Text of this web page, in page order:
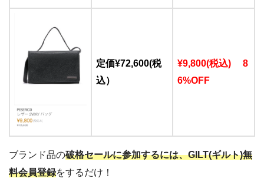
定価¥72,600(税
込）
¥9,800(税込) 8
6%OFF
ブランド品の破格セールに参加するには、GILT(ギルト)無
料会員登録をするだけ！